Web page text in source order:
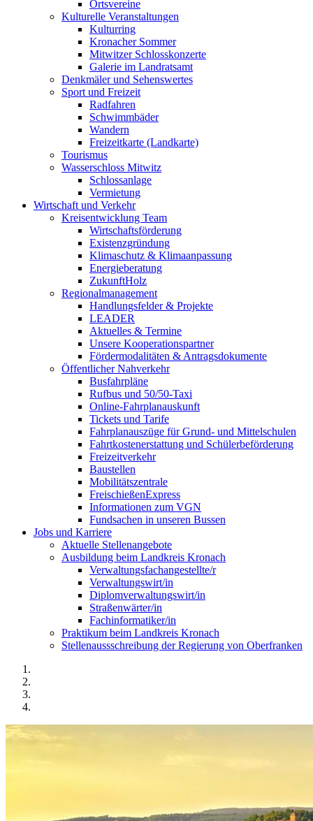
Ortsvereine
Kulturelle Veranstaltungen
Kulturring
Kronacher Sommer
Mitwitzer Schlosskonzerte
Galerie im Landratsamt
Denkmäler und Sehenswertes
Sport und Freizeit
Radfahren
Schwimmbäder
Wandern
Freizeitkarte (Landkarte)
Tourismus
Wasserschloss Mitwitz
Schlossanlage
Vermietung
Wirtschaft und Verkehr
Kreisentwicklung Team
Wirtschaftsförderung
Existenzgründung
Klimaschutz & Klimaanpassung
Energieberatung
ZukunftHolz
Regionalmanagement
Handlungsfelder & Projekte
LEADER
Aktuelles & Termine
Unsere Kooperationspartner
Fördermodalitäten & Antragsdokumente
Öffentlicher Nahverkehr
Busfahrpläne
Rufbus und 50/50-Taxi
Online-Fahrplanauskunft
Tickets und Tarife
Fahrplanauszüge für Grund- und Mittelschulen
Fahrtkostenerstattung und Schülerbeförderung
Freizeitverkehr
Baustellen
Mobilitätszentrale
FreischießenExpress
Informationen zum VGN
Fundsachen in unseren Bussen
Jobs und Karriere
Aktuelle Stellenangebote
Ausbildung beim Landkreis Kronach
Verwaltungsfachangestellte/r
Verwaltungswirt/in
Diplomverwaltungswirt/in
Straßenwärter/in
Fachinformatiker/in
Praktikum beim Landkreis Kronach
Stellenaussschreibung der Regierung von Oberfranken